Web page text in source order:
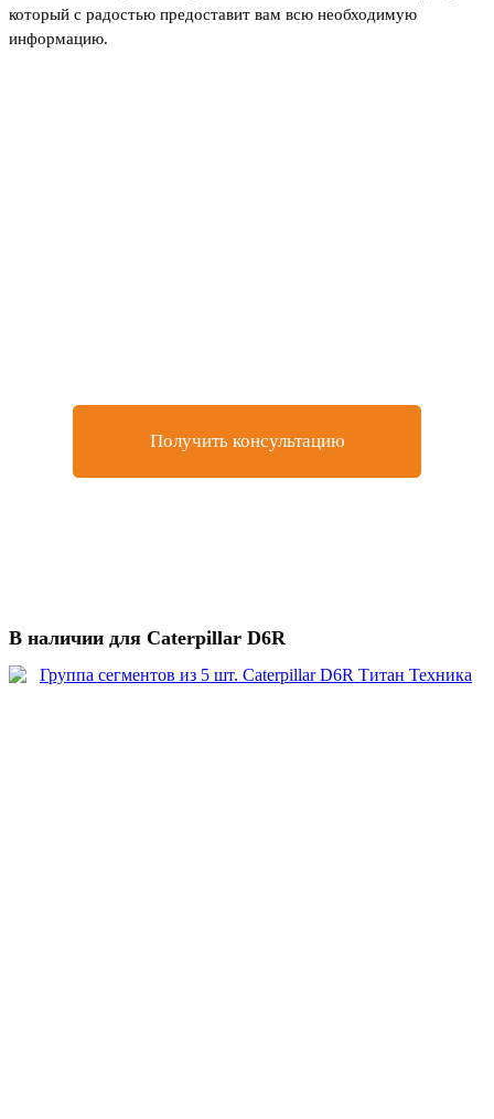
который с радостью предоставит вам всю необходимую
информацию.
Получить консультацию
В наличии для Caterpillar D6R